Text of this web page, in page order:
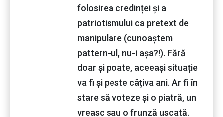
folosirea credinței și a
patriotismului ca pretext de
manipulare (cunoaștem
pattern-ul, nu-i așa?!). Fără
doar și poate, aceeași situație
va fi și peste câțiva ani. Ar fi în
stare să voteze și o piatră, un
vreasc sau o frunză uscată.